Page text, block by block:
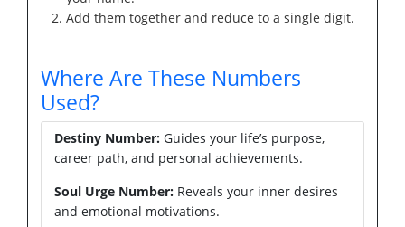
Add them together and reduce to a single digit.
Where Are These Numbers
Used?
Destiny Number: Guides your life’s purpose,
career path, and personal achievements.
Soul Urge Number: Reveals your inner desires
and emotional motivations.